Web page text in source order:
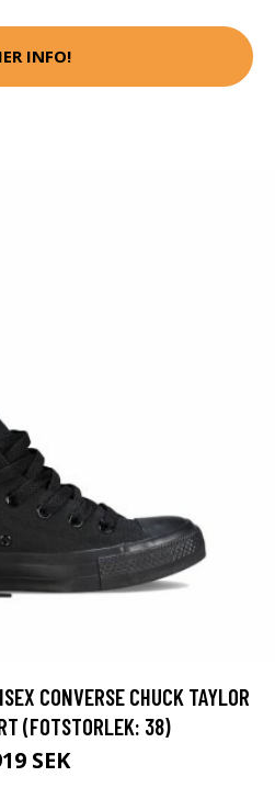
INFO!
CONVERSE CHUCK TAYLOR
(FOTSTORLEK: 38)
SEK